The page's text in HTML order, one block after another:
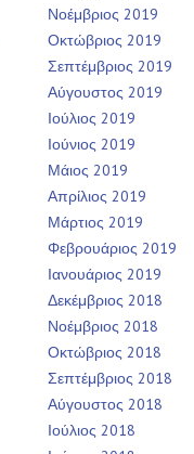
Νοέμβριος 2019
Οκτώβριος 2019
Σεπτέμβριος 2019
Αύγουστος 2019
Ιούλιος 2019
Ιούνιος 2019
Μάιος 2019
Απρίλιος 2019
Μάρτιος 2019
Φεβρουάριος 2019
Ιανουάριος 2019
Δεκέμβριος 2018
Νοέμβριος 2018
Οκτώβριος 2018
Σεπτέμβριος 2018
Αύγουστος 2018
Ιούλιος 2018